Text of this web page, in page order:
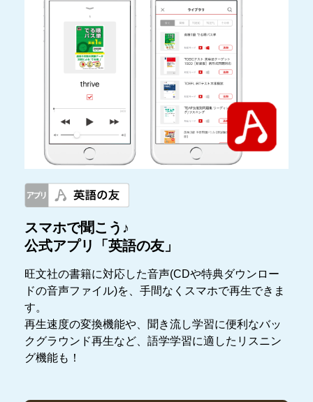
スマホで聞こう♪
公式アプリ「英語の友」
旺文社の書籍に対応した音声(CDや特典ダウンロー
ドの音声ファイル)を、手間なくスマホで再生できま
す。
再生速度の変換機能や、聞き流し学習に便利なバッ
クグラウンド再生など、語学学習に適したリスニン
グ機能も！